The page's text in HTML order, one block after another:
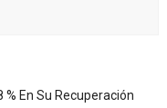
En Su Recuperación